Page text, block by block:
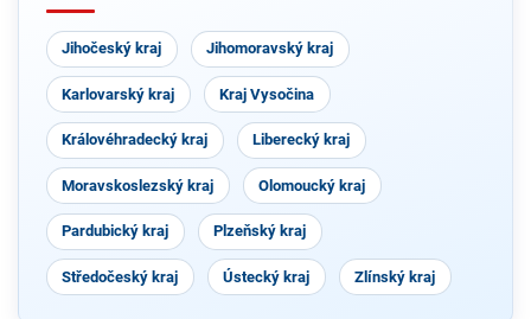
ProOlomo
uc)
Jihočeský kraj Jihomoravský kraj
Karlovarský kraj Kraj Vysočina
Královéhradecký kraj Liberecký kraj
Moravskoslezský kraj Olomoucký kraj
Pardubický kraj Plzeňský kraj
Středočeský kraj Ústecký kraj Zlínský kraj